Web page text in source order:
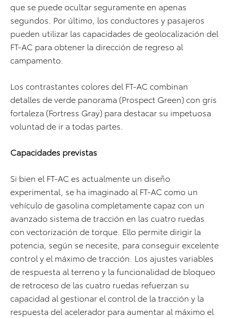
que se puede ocultar seguramente en apenas
segundos. Por último, los conductores y pasajeros
pueden utilizar las capacidades de geolocalización del
FT-AC para obtener la dirección de regreso al
campamento.
Los contrastantes colores del FT-AC combinan
detalles de verde panorama (Prospect Green) con gris
fortaleza (Fortress Gray) para destacar su impetuosa
voluntad de ir a todas partes.
Capacidades previstas
Si bien el FT-AC es actualmente un diseño
experimental, se ha imaginado al FT-AC como un
vehículo de gasolina completamente capaz con un
avanzado sistema de tracción en las cuatro ruedas
con vectorización de torque. Ello permite dirigir la
potencia, según se necesite, para conseguir excelente
control y el máximo de tracción. Los ajustes variables
de respuesta al terreno y la funcionalidad de bloqueo
de retroceso de las cuatro ruedas refuerzan su
capacidad al gestionar el control de la tracción y la
respuesta del acelerador para aumentar al máximo el